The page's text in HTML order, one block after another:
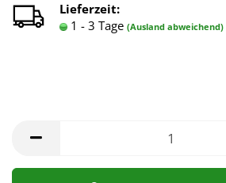
Lieferzeit:
1 - 3 Tage (Ausland abweichend)